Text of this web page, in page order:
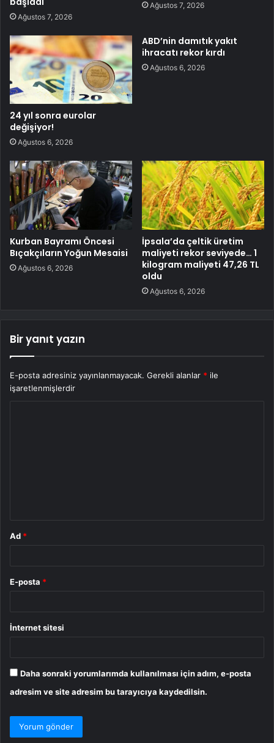
Ağustos 7, 2026
Ağustos 7, 2026
24 yıl sonra eurolar
değişiyor!
Ağustos 6, 2026
ABD’nin damıtık yakıt
ihracatı rekor kırdı
Ağustos 6, 2026
Kurban Bayramı Öncesi
Bıçakçıların Yoğun Mesaisi
Ağustos 6, 2026
İpsala’da çeltik üretim
maliyeti rekor seviyede… 1
kilogram maliyeti 47,26 TL
oldu
Ağustos 6, 2026
Bir yanıt yazın
E-posta adresiniz yayınlanmayacak. Gerekli alanlar * ile
işaretlenmişlerdir
Ad *
E-posta *
İnternet sitesi
Daha sonraki yorumlarımda kullanılması için adım, e-posta
adresim ve site adresim bu tarayıcıya kaydedilsin.